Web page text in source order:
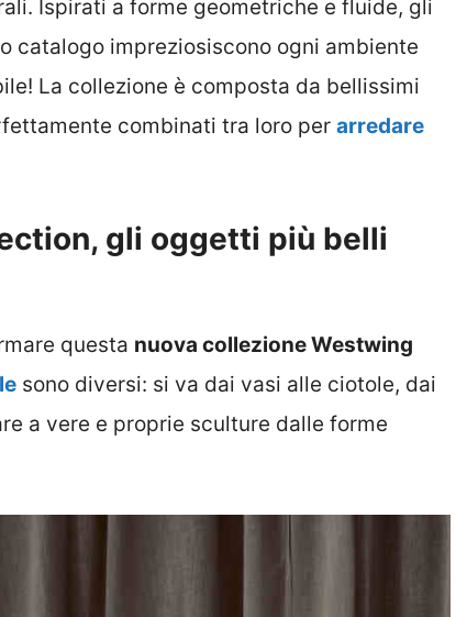
Ispirati a forme geometriche e fluide, gli
catalogo impreziosiscono ogni ambiente
La collezione è composta da bellissimi
combinati tra loro per arredare
gli oggetti più belli
questa nuova collezione Westwing
sono diversi: si va dai vasi alle ciotole, dai
a vere e proprie sculture dalle forme